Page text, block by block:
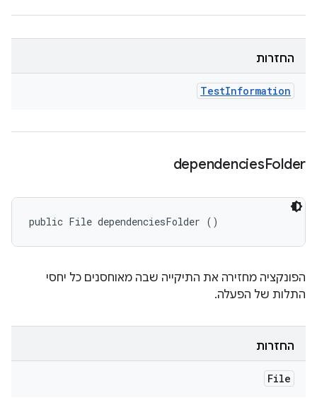
החזרות
TestInformation
dependenciesFolder
public File dependenciesFolder ()
הפונקציה מחזירה את התיקייה שבה מאוחסנים כל יחסי
התלות של הפעלה.
החזרות
File